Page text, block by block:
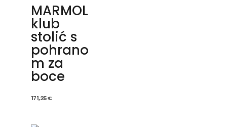
MARMOL
klub
stolić s
pohrano
m za
boce
171,25€